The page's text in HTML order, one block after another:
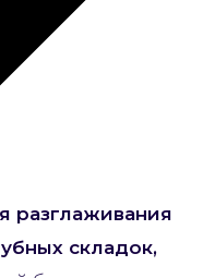
разглаживания
складок,